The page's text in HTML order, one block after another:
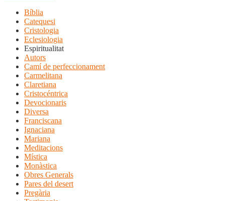
Bíblia
Catequesi
Cristologia
Eclesiologia
Espiritualitat
Autors
Camí de perfeccionament
Carmelitana
Claretiana
Cristocéntrica
Devocionaris
Diversa
Franciscana
Ignaciana
Mariana
Meditacions
Mística
Monàstica
Obres Generals
Pares del desert
Pregària